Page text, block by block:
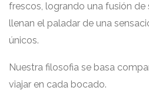
frescos, logrando una fusión
llenan el paladar de una
únicos.
Nuestra filosofia se basa
viajar en cada bocado.